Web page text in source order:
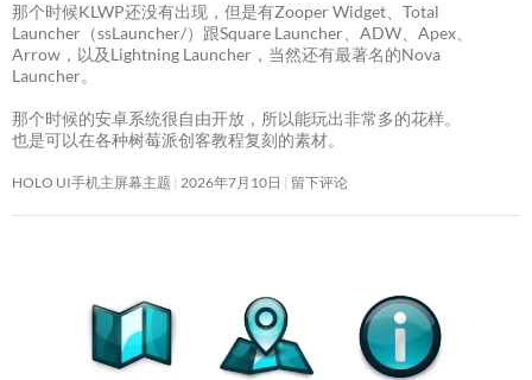
那个时候KLWP还没有出现，但是有Zooper Widget、Total
Launcher（ssLauncher/）跟Square Launcher、ADW、Apex、
Arrow，以及Lightning Launcher，当然还有最著名的Nova
Launcher。
那个时候的安卓系统很自由开放，所以能玩出非常多的花样。
也是可以在各种树莓派创客教程复刻的素材。
HOLO UI手机主屏幕主题 2026年7月10日 留下评论